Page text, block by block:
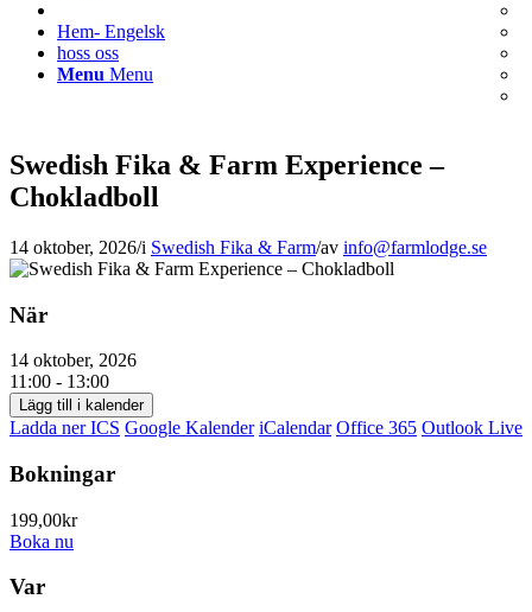
Hem- Engelsk
hoss oss
Menu Menu
Swedish Fika & Farm Experience –
Chokladboll
14 oktober, 2026/i Swedish Fika & Farm/av info@farmlodge.se
När
14 oktober, 2026
11:00 - 13:00
Lägg till i kalender
Ladda ner ICS Google Kalender iCalendar Office 365 Outlook Live
Bokningar
199,00kr
Boka nu
Var